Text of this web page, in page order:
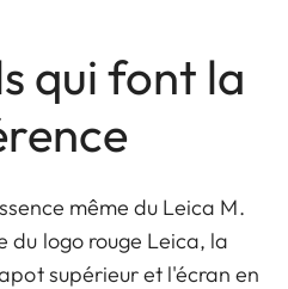
qui font la
même du Leica M.
du logo rouge Leica, la
supérieur et l'écran en